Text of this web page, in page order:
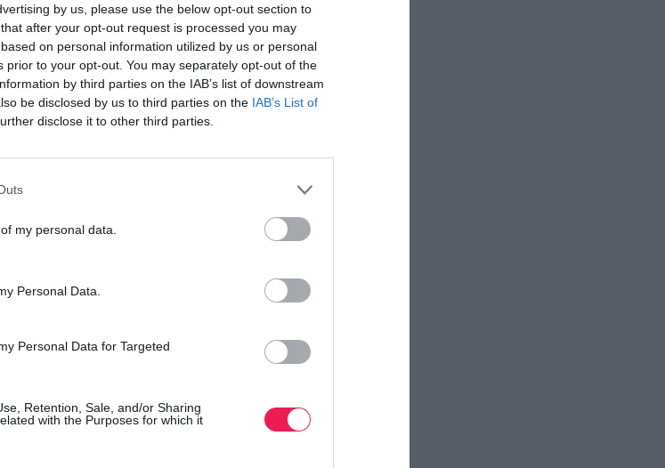
by us, please use the below opt-out section to
after your opt-out request is processed you may
on personal information utilized by us or personal
prior to your opt-out. You may separately opt-out of the
by third parties on the IAB’s list of downstream
be disclosed by us to third parties on the IAB’s List of
disclose it to other third parties.
my personal data.
Personal Data.
Personal Data for Targeted
Retention, Sale, and/or Sharing
with the Purposes for which it